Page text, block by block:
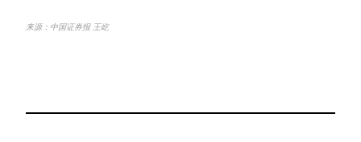
来源：中国证券报 王屹